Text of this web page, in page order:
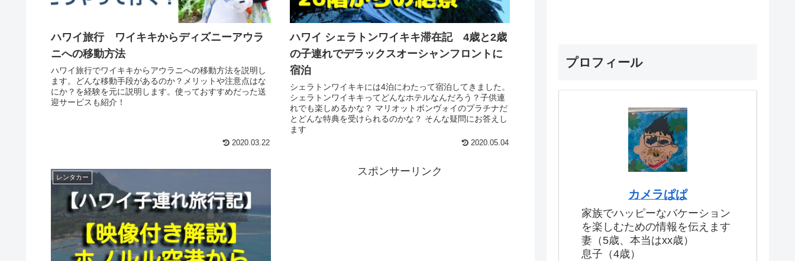
ハワイ旅行 ワイキキからディズニーアウラ
ニへの移動方法
ハワイ旅行でワイキキからアウラニへの移動方法を説明し
ます。どんな移動手段があるのか？メリットや注意点はな
にか？を経験を元に説明します。使っておすすめだった送
迎サービスも紹介！
2020.03.22
ハワイ シェラトンワイキキ滞在記 4歳と2歳
の子連れでデラックスオーシャンフロントに
宿泊
シェラトンワイキキには4泊にわたって宿泊してきました。
シェラトンワイキキってどんなホテルなんだろう？子供連
れでも楽しめるかな？ マリオットボンヴォイのプラチナだ
とどんな特典を受けられるのかな？ そんな疑問にお答えし
ます
2020.05.04
レンタカー
スポンサーリンク
プロフィール
カメラぱぱ
家族でハッピーなバケーション
を楽しむための情報を伝えます
妻（5歳、本当はxx歳）
息子（4歳）